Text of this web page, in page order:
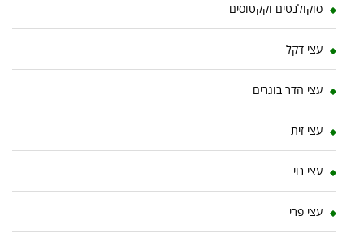
סוקולנטים וקקטוסים
עצי דקל
עצי הדר בוגרים
עצי זית
עצי נוי
עצי פרי